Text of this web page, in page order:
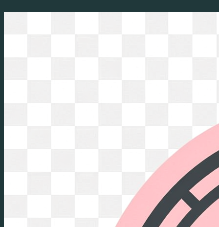
Перейти